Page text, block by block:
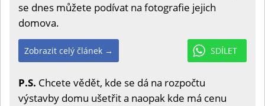
se dnes můžete podívat na fotografie jejich
domova.
SDÍLET
Zobrazit celý článek →
P.S. Chcete vědět, kde se dá na rozpočtu
výstavby domu ušetřit a naopak kde má cenu